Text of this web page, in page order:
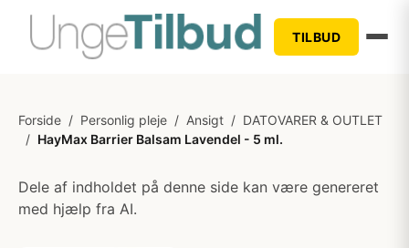
TILBUD
Forside / Personlig pleje / Ansigt / DATOVARER & OUTLET
/ HayMax Barrier Balsam Lavendel - 5 ml.
Dele af indholdet på denne side kan være genereret
med hjælp fra AI.